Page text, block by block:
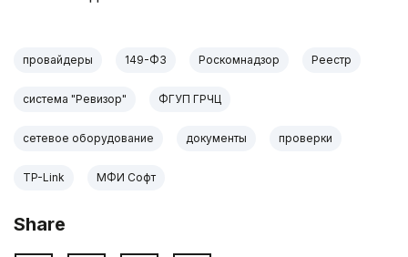
провайдеры 149-ФЗ Роскомнадзор Реестр
система "Ревизор" ФГУП ГРЧЦ
сетевое оборудование документы проверки
TP-Link МФИ Софт
Share